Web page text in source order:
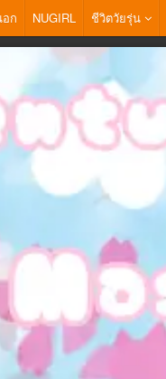
ก NUGIRL ชีวิตวัยรุ่น